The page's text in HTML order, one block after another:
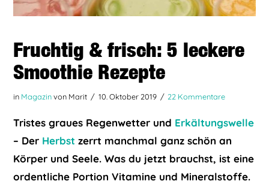
Fruchtig & frisch: 5 leckere
Smoothie Rezepte
in Magazinvon Marit 10. Oktober 2019 22 Kommentare
Tristes graues Regenwetter und Erkältungswelle
– Der Herbst zerrt manchmal ganz schön an
Körper und Seele. Was du jetzt brauchst, ist eine
ordentliche Portion Vitamine und Mineralstoffe.